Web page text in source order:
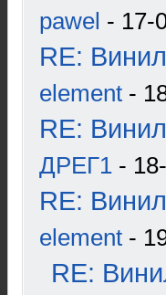
pawel - 17-
RE:
element -
RE:
ДРЕГ1 -
RE:
element -
RE: